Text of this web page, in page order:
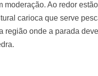
moderação. Ao redor
carioca que serve
região onde a parada